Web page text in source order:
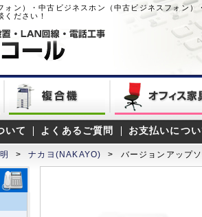
ォン）・中古ビジネスホン（中古ビジネスフォン
ください！
いて よくあるご質問 お支払いにつ
> ナカヨ(NAKAYO) > バージョンアップ